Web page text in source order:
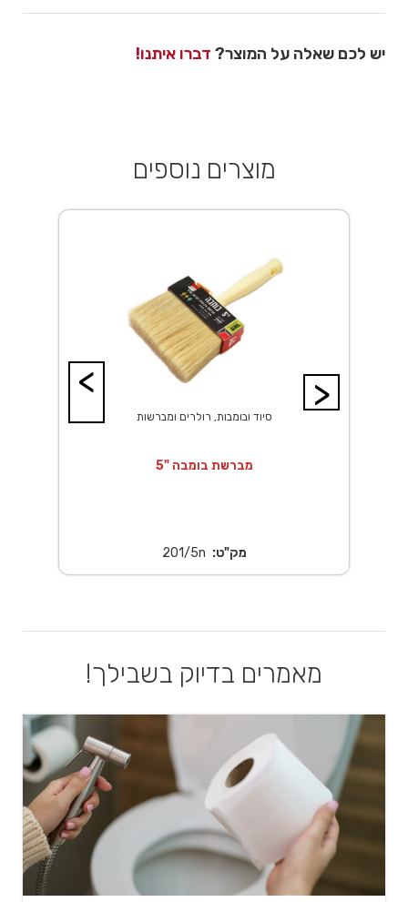
יש לכם שאלה על המוצר? דברו איתנו!
מוצרים נוספים
>
סיוד ובומבות, רולרים ומברשות
מברשת בומבה "5
מק"ט: 201/5n
<
מאמרים בדיוק בשבילך!